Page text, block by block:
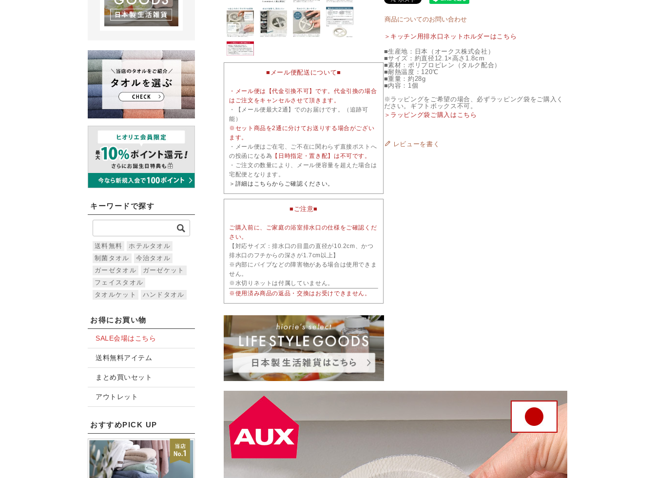
キーワードで探す
送料無料
ホテルタオル
制菌タオル
今治タオル
ガーゼタオル
ガーゼケット
フェイスタオル
タオルケット
ハンドタオル
お得にお買い物
SALE会場はこちら
送料無料アイテム
まとめ買いセット
アウトレット
おすすめPICK UP
■メール便配送について■
・メール便は【代金引換不可】です。代金引換の場合
はご注文をキャンセルさせて頂きます。
・【メール便最大2通】でのお届けです。（追跡可
能）
※セット商品を2通に分けてお送りする場合がござい
ます。
・メール便はご在宅、ご不在に関わらず直接ポストへ
の投函になる為
【日時指定・置き配】は不可です。
・ご注文の数量により、メール便容量を超えた場合は
宅配便となります。
＞詳細はこちらからご確認ください。
■ご注意■
ご購入前に、ご家庭の浴室排水口の仕様をご確認くだ
さい。
【対応サイズ：排水口の目皿の直径が10.2cm、かつ
排水口のフチからの深さが1.7cm以上】
※内部にパイプなどの障害物がある場合は使用できま
せん。
※水切りネットは付属していません。
※使用済み商品の返品・交換はお受けできません。
商品についてのお問い合わせ
＞キッチン用排水口ネットホルダーはこちら
■生産地：日本（オークス株式会社）
■サイズ：約直径12.1×高さ1.8cm
■素材：ポリプロピレン（タルク配合）
■耐熱温度：120℃
■重量：約28g
■内容：1個
※ラッピングをご希望の場合、必ずラッピング袋をご購入く
ださい。ギフトボックス不可。
＞ラッピング袋ご購入はこちら
レビューを書く